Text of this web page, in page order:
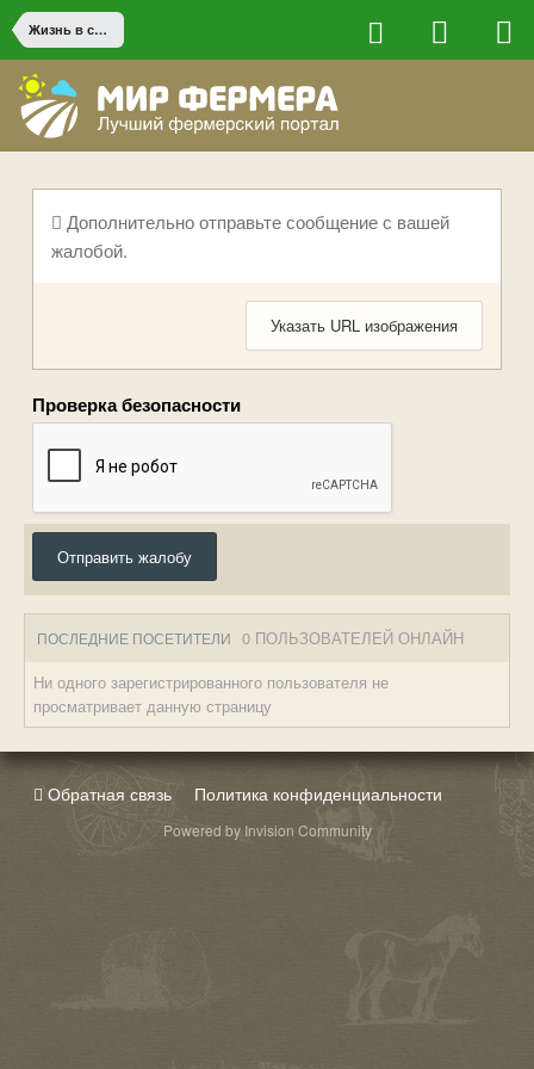
Жизнь в сельской местности
Дополнительно отправьте сообщение с вашей
жалобой.
Указать URL изображения
Проверка безопасности
Отправить жалобу
ПОСЛЕДНИЕ ПОСЕТИТЕЛИ 0 ПОЛЬЗОВАТЕЛЕЙ ОНЛАЙН
Ни одного зарегистрированного пользователя не
просматривает данную страницу
Обратная связь Политика конфиденциальности
Powered by Invision Community